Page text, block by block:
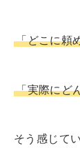
「どこに頼
「実際にど
そう感じて